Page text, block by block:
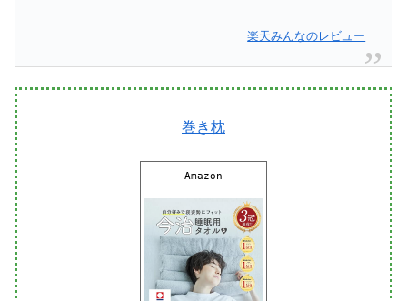
楽天みんなのレビュー
巻き枕
Amazon